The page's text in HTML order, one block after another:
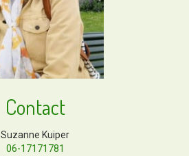
Contact
Suzanne Kuiper
06-17171781